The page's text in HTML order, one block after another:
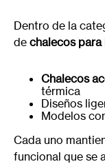
Dentro de la
de chalecos
Chalecos
térmica
Diseños
Modelos
Cada uno
funcional que se